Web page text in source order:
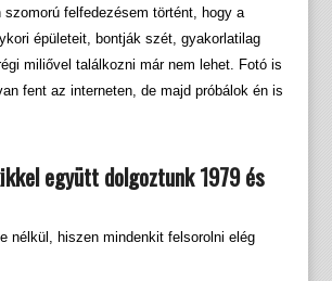
szomorú felfedezésem történt, hogy a
épületeit, bontják szét, gyakorlatilag
miliővel találkozni már nem lehet. Fotó is
fent az interneten, de majd próbálok én is
együtt dolgoztunk 1979 és
nélkül, hiszen mindenkit felsorolni elég